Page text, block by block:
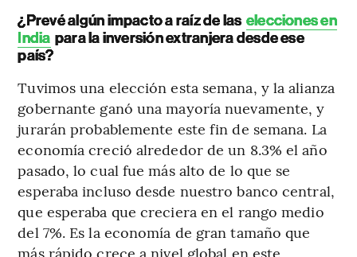
¿Prevé algún impacto a raíz de las elecciones en
India para la inversión extranjera desde ese
país?
Tuvimos una elección esta semana, y la alianza
gobernante ganó una mayoría nuevamente, y
jurarán probablemente este fin de semana. La
economía creció alrededor de un 8.3% el año
pasado, lo cual fue más alto de lo que se
esperaba incluso desde nuestro banco central,
que esperaba que creciera en el rango medio
del 7%. Es la economía de gran tamaño que
más rápido crece a nivel global en este